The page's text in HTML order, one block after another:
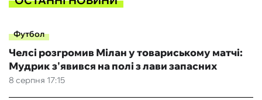
Футбол
8 серпня 17:15
Челсі розгромив Мілан у товариському матчі:
Мудрик з'явився на полі з лави запасних